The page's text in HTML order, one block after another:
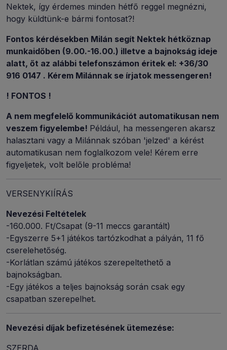
Nektek, így érdemes minden hétfő reggel megnézni,
hogy küldtünk-e bármi fontosat?!
Fontos kérdésekben Milán segít Nektek hétköznap
munkaidőben (9.00.-16.00.) illetve a bajnokság ideje
alatt, őt az alábbi telefonszámon éritek el: +36/30
916 0147 . Kérem Milánnak se írjatok messengeren!
! FONTOS !
A nem megfelelő kommunikációt automatikusan nem
veszem figyelembe! Például, ha messengeren akarsz
halasztani vagy a Milánnak szóban 'jelzed' a kérést
automatikusan nem foglalkozom vele! Kérem erre
figyeljetek, volt belőle probléma!
VERSENYKIÍRÁS
Nevezési Feltételek
-160.000. Ft/Csapat (9-11 meccs garantált)
-Egyszerre 5+1 játékos tartózkodhat a pályán, 11 fő
cserelehetőség.
-Korlátlan számú játékos szerepeltethető a
bajnokságban.
-Egy játékos a teljes bajnokság során csak egy
csapatban szerepelhet.
Nevezési díjak befizetésének ütemezése:
SZERDA